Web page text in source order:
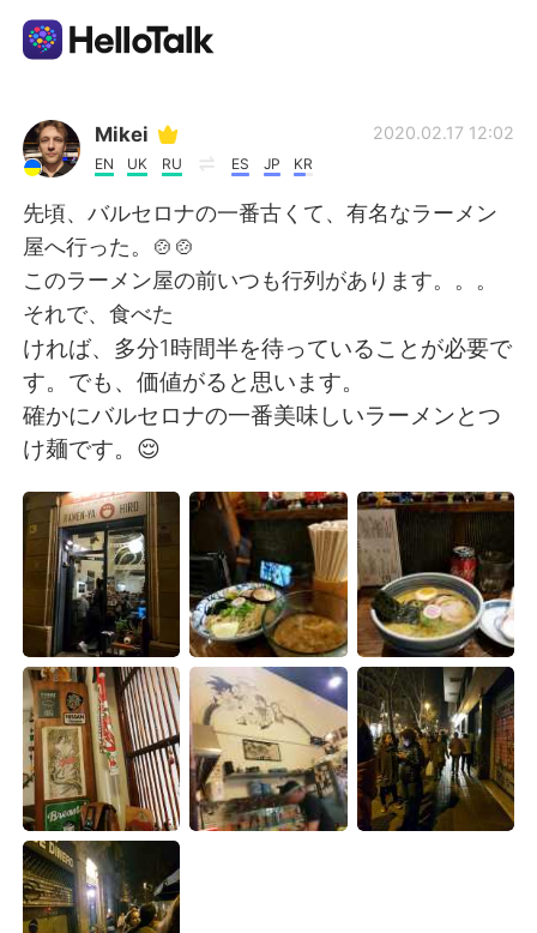
Aplikasi Pertukaran Bahasa
AI Grammar Checker
Indonesia
English 简体中文
繁體中文 Español
Deutsch 日本語
한국어 Русский
ไทย Italiano
Türkçe Tiếng Việt
Português
Mikei
EN UK RU ES JP KR
2020.02.17 12:02
先頃、バルセロナの一番古くて、有名なラーメン
屋へ行った。🍲🍲
このラーメン屋の前いつも行列があります。。。
それで、食べた
ければ、多分1時間半を待っていることが必要で
す。でも、価値がると思います。
確かにバルセロナの一番美味しいラーメンとつ
け麺です。😌